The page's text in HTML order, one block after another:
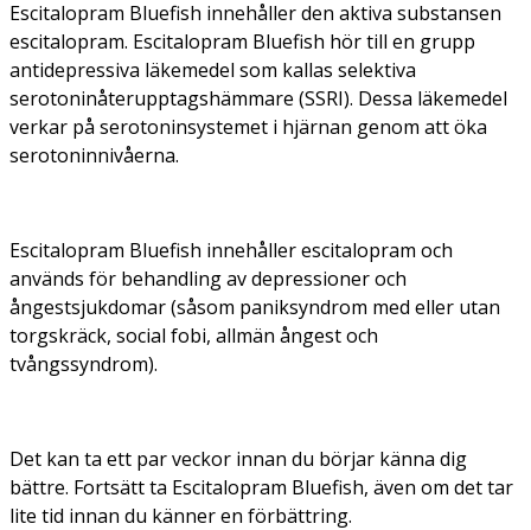
Escitalopram Bluefish innehåller den aktiva substansen
escitalopram. Escitalopram Bluefish hör till en grupp
antidepressiva läkemedel som kallas selektiva
serotoninåterupptagshämmare (SSRI). Dessa läkemedel
verkar på serotoninsystemet i hjärnan genom att öka
serotoninnivåerna.
Escitalopram Bluefish innehåller escitalopram och
används för behandling av depressioner och
ångestsjukdomar (såsom paniksyndrom med eller utan
torgskräck, social fobi, allmän ångest och
tvångssyndrom).
Det kan ta ett par veckor innan du börjar känna dig
bättre. Fortsätt ta Escitalopram Bluefish, även om det tar
lite tid innan du känner en förbättring.